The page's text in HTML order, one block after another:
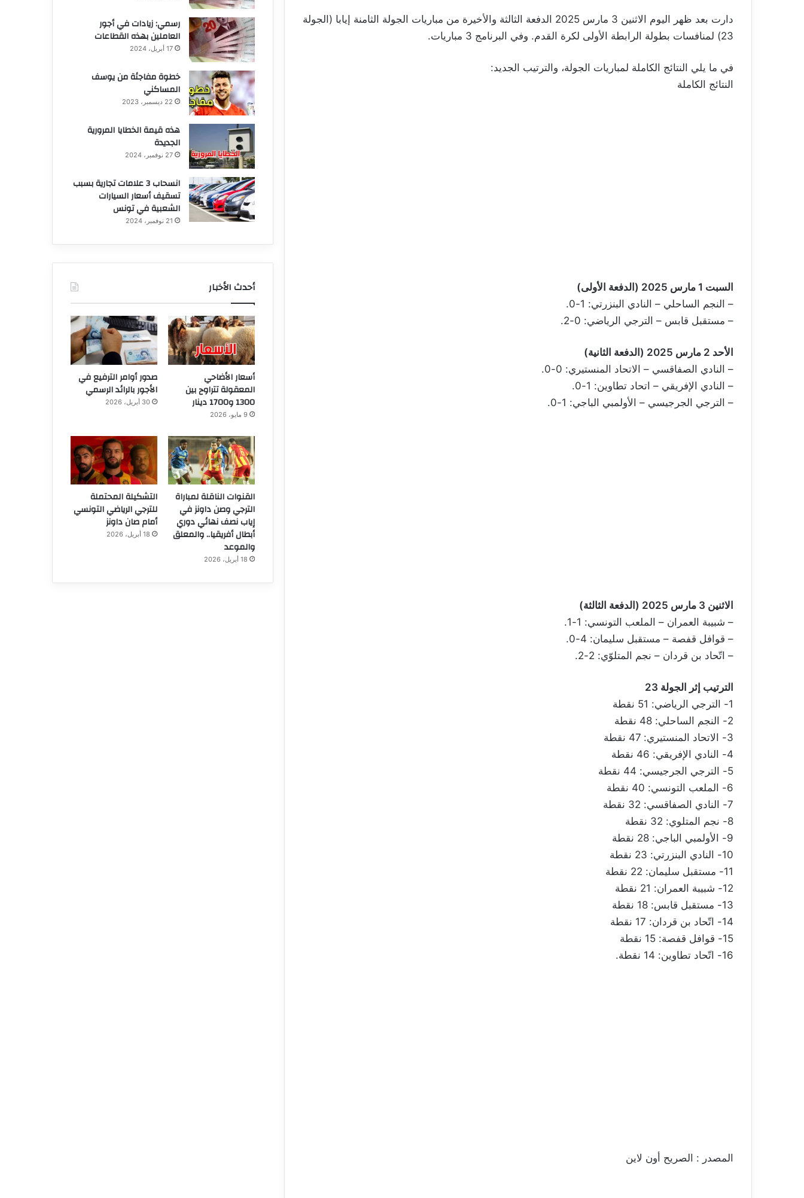
دارت بعد ظهر اليوم الاثنين 3 مارس 2025 الدفعة الثالثة والأخيرة من مباريات الجولة الثامنة إيابا (الجولة
23) لمنافسات بطولة الرابطة الأولى لكرة القدم. وفي البرنامج 3 مباريات.
في ما يلي النتائج الكاملة لمباريات الجولة، والترتيب الجديد:
النتائج الكاملة
السبت 1 مارس 2025 (الدفعة الأولى)
– النجم الساحلي – النادي البنزرتي: 1-0.
– مستقبل قابس – الترجي الرياضي: 0-2.
الأحد 2 مارس 2025 (الدفعة الثانية)
– النادي الصفاقسي – الاتحاد المنستيري: 0-0.
– النادي الإفريقي – اتحاد تطاوين: 1-0.
– الترجي الجرجيسي – الأولمبي الباجي: 1-0.
الاثنين 3 مارس 2025 (الدفعة الثالثة)
– شبيبة العمران – الملعب التونسي: 1-1.
– قوافل قفصة – مستقبل سليمان: 4-0.
– اتّحاد بن قردان – نجم المتلوّي: 2-2.
الترتيب إثر الجولة 23
1- الترجي الرياضي: 51 نقطة
2- النجم الساحلي: 48 نقطة
3- الاتحاد المنستيري: 47 نقطة
4- النادي الإفريقي: 46 نقطة
5- الترجي الجرجيسي: 44 نقطة
6- الملعب التونسي: 40 نقطة
7- النادي الصفاقسي: 32 نقطة
8- نجم المتلوي: 32 نقطة
9- الأولمبي الباجي: 28 نقطة
10- النادي البنزرتي: 23 نقطة
11- مستقبل سليمان: 22 نقطة
12- شبيبة العمران: 21 نقطة
13- مستقبل قابس: 18 نقطة
14- اتّحاد بن قردان: 17 نقطة
15- قوافل قفصة: 15 نقطة
16- اتّحاد تطاوين: 14 نقطة.
المصدر : الصريح أون لاين
رسمي: زيادات في أجور
العاملين بهذه القطاعات
17 أبريل، 2024
خطوة مفاجئة من يوسف
المساكني
22 ديسمبر، 2023
هذه قيمة الخطايا المرورية
الجديدة
27 نوفمبر، 2024
انسحاب 3 علامات تجارية بسبب
تسقيف أسعار السيارات
الشعبية في تونس
21 نوفمبر، 2024
أحدث الأخبار
أسعار الأضاحي
المعقولة تتراوح بين
1300 و1700 دينار
9 مايو، 2026
صدور أوامر الترفيع في
الأجور بالرائد الرسمي
30 أبريل، 2026
القنوات الناقلة لمباراة
الترجي وصن داونز في
إياب نصف نهائي دوري
أبطال أفريقيا.. والمعلق
والموعد
18 أبريل، 2026
التشكيلة المحتملة
للترجي الرياضي التونسي
أمام صان داونز
18 أبريل، 2026